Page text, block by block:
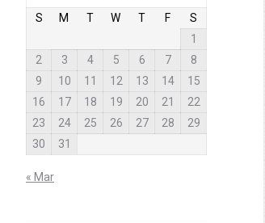
S
M T W T F
S
1
2
3 4 5 6 7
8
9
10 11 12 13 14
15
16
17 18 19 20 21
22
23
24 25 26 27 28
29
30
31
« Mar